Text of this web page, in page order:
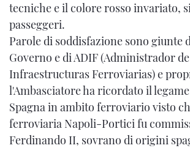
tecniche e il colore rosso invariato,
passeggeri.
Parole di soddisfazione sono giunte
Governo e di ADIF (Administrador de
Infraestructuras Ferroviarias) e
l'Ambasciatore ha ricordato il
Spagna in ambito ferroviario visto
ferroviaria Napoli-Portici fu
Ferdinando II, sovrano di origini